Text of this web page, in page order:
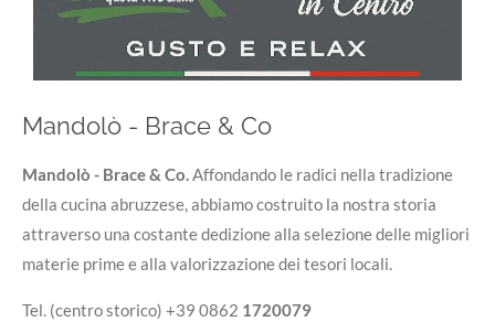
Mandolò - Brace & Co
Mandolò - Brace & Co.Affondando le radici nella tradizione
della cucina abruzzese, abbiamo costruito la nostra storia
attraverso una costante dedizione alla selezione delle migliori
materie prime e alla valorizzazione dei tesori locali.
Tel. (centro storico) +39 0862 1720079